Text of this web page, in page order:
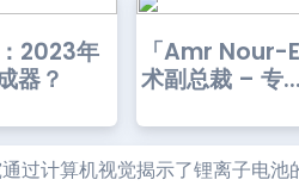
2023年
器？
「Amr Nour-
术副总裁 – 专...
过计算机视觉揭示了锂离子电池